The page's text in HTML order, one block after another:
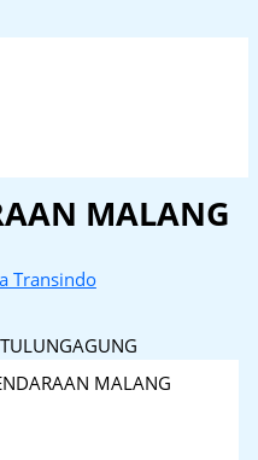
MALANG
Transindo
MALANG